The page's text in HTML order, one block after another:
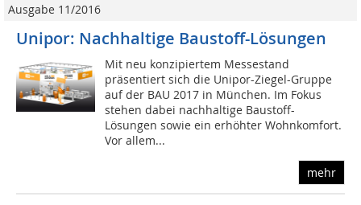
Ausgabe 11/2016
Unipor: Nachhaltige Baustoff-Lösungen
Mit neu konzipiertem Messestand
präsentiert sich die Unipor-Ziegel-Gruppe
auf der BAU 2017 in München. Im Fokus
stehen dabei nachhaltige Baustoff-
Lösungen sowie ein erhöhter Wohnkomfort.
Vor allem...
mehr